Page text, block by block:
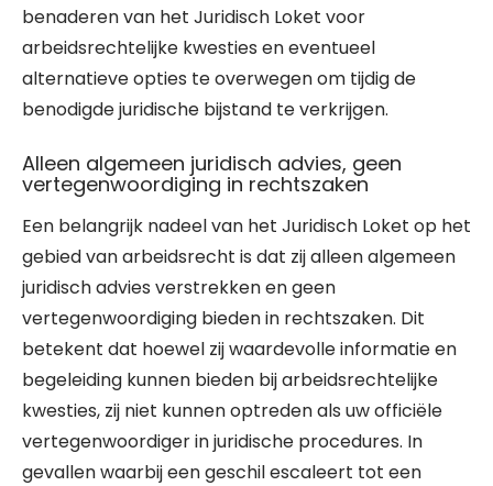
benaderen van het Juridisch Loket voor
arbeidsrechtelijke kwesties en eventueel
alternatieve opties te overwegen om tijdig de
benodigde juridische bijstand te verkrijgen.
Alleen algemeen juridisch advies, geen
vertegenwoordiging in rechtszaken
Een belangrijk nadeel van het Juridisch Loket op het
gebied van arbeidsrecht is dat zij alleen algemeen
juridisch advies verstrekken en geen
vertegenwoordiging bieden in rechtszaken. Dit
betekent dat hoewel zij waardevolle informatie en
begeleiding kunnen bieden bij arbeidsrechtelijke
kwesties, zij niet kunnen optreden als uw officiële
vertegenwoordiger in juridische procedures. In
gevallen waarbij een geschil escaleert tot een